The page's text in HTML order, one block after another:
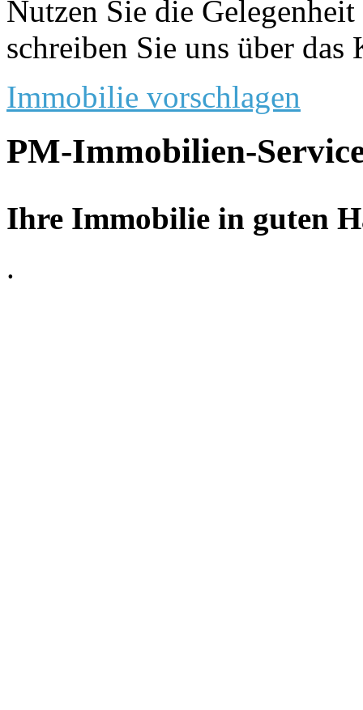
Nutzen Sie die
schreiben Sie uns über
Immobilie vorschlagen
PM-Immobilien-
Ihre Immobilie in guten
.